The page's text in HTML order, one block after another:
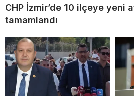
CHP İzmir’de 10 ilçeye yeni
tamamlandı